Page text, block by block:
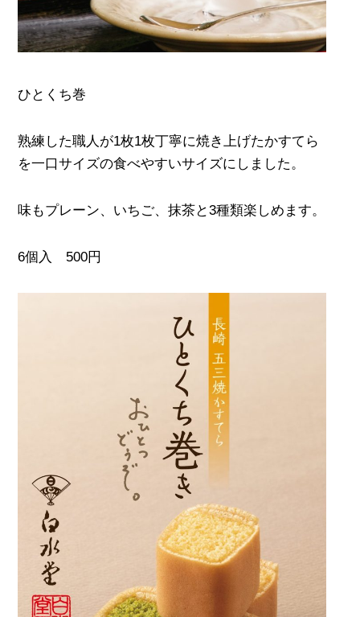
ひとくち巻
熟練した職人が1枚1枚丁寧に焼き上げたかすてら
を一口サイズの食べやすいサイズにしました。
味もプレーン、いちご、抹茶と3種類楽しめます。
6個入 500円